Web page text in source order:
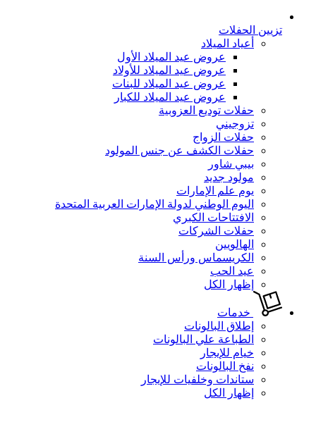
تزيين الحفلات
أعياد الميلاد
عروض عيد الميلاد الأول
عروض عيد الميلاد للأولاد
عروض عيد الميلاد للبنات
عروض عيد الميلاد للكبار
حفلات توديع العزوبية
تزوجيني
حفلات الزواج
حفلات الكشف عن جنس المولود
بيبي شاور
مولود جديد
يوم علم الإمارات
اليوم الوطني لدولة الإمارات العربية المتحدة
الافتتاحات الكبري
حفلات الشركات
الهالويين
الكريسماس ورأس السنة
عيد الحب
إظهار الكل
خدمات
إطلاق البالونات
الطباعة علي البالونات
خيام للإيجار
نفخ البالونات
ستاندات وخلفيات للإيجار
إظهار الكل